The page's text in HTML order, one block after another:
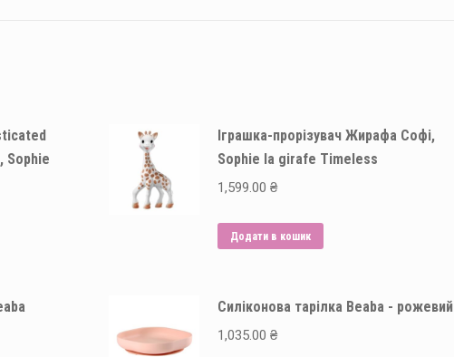
Sophie
Іграшка-прорізувач Жирафа Софі,
Sophie la girafe Timeless
1,599.00 ₴
Додати в кошик
Силіконова тарілка Beaba - рожевий
1,035.00 ₴